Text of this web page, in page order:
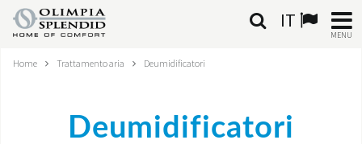
IT
MENU
ITALIANO
Home Trattamento aria Deumidificatori
Deumidificatori